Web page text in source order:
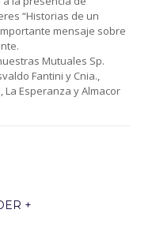
“Historias de un
mensaje sobre
Mutuales Sp.
Fantini y Cnia.,
La Esperanza y Almacor
+